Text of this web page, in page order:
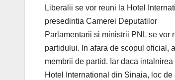
Liberalii se vor reuni la Hotel
presedintia Camerei Deputatilor
Parlamentarii si ministrii PNL se vor
partidului. In afara de scopul oficial,
membrii de partid. Iar daca
Hotel International din Sinaia, loc